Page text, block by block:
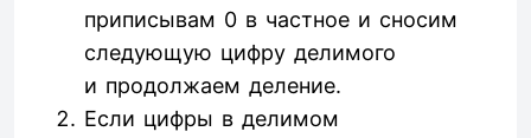
приписывам 0 в частное и сносим
следующую цифру делимого
и продолжаем деление.
Если цифры в делимом